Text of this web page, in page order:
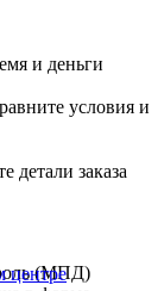
центре
и деньги
условия и
детали заказа
(МПД)